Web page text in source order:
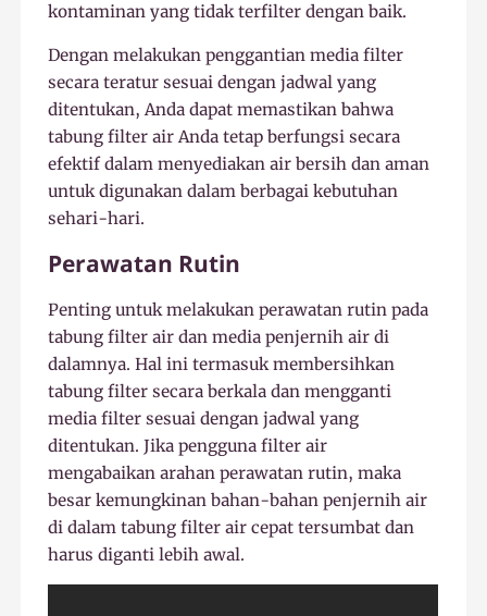
kontaminan yang tidak terfilter dengan baik.
Dengan melakukan penggantian media filter
secara teratur sesuai dengan jadwal yang
ditentukan, Anda dapat memastikan bahwa
tabung filter air Anda tetap berfungsi secara
efektif dalam menyediakan air bersih dan aman
untuk digunakan dalam berbagai kebutuhan
sehari-hari.
Perawatan Rutin
Penting untuk melakukan perawatan rutin pada
tabung filter air dan media penjernih air di
dalamnya. Hal ini termasuk membersihkan
tabung filter secara berkala dan mengganti
media filter sesuai dengan jadwal yang
ditentukan. Jika pengguna filter air
mengabaikan arahan perawatan rutin, maka
besar kemungkinan bahan-bahan penjernih air
di dalam tabung filter air cepat tersumbat dan
harus diganti lebih awal.